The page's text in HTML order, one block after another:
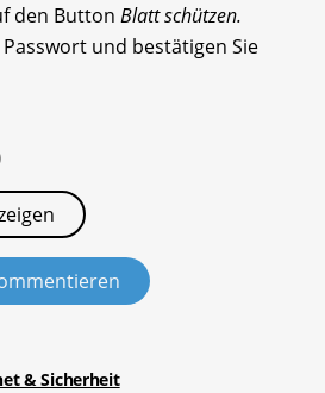
den Button Blatt schützen.
und bestätigen Sie
& Sicherheit